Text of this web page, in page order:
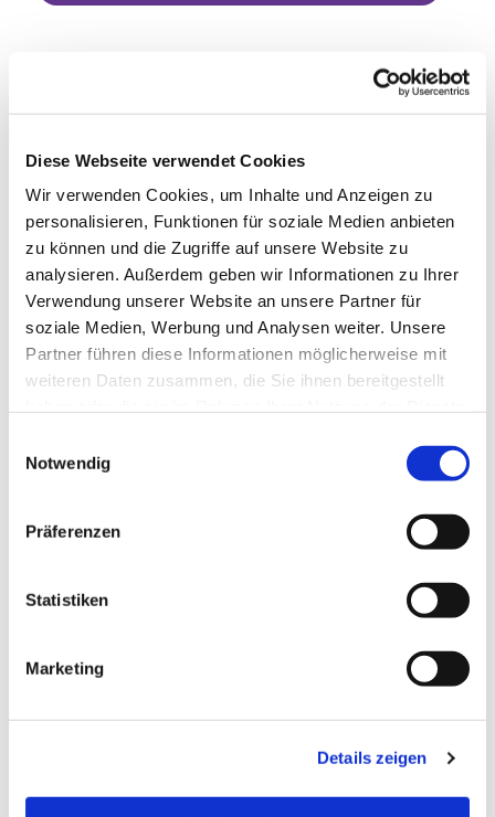
Diese Webseite verwendet Cookies
Wir verwenden Cookies, um Inhalte und Anzeigen zu
personalisieren, Funktionen für soziale Medien anbieten
zu können und die Zugriffe auf unsere Website zu
analysieren. Außerdem geben wir Informationen zu Ihrer
Verwendung unserer Website an unsere Partner für
soziale Medien, Werbung und Analysen weiter. Unsere
Partner führen diese Informationen möglicherweise mit
weiteren Daten zusammen, die Sie ihnen bereitgestellt
Notwendig
Präferenzen
Statistiken
Marketing
Details zeigen
Heimat 27 - 14165 Berlin
Bürozeiten an den Standorten der Ortskirchen